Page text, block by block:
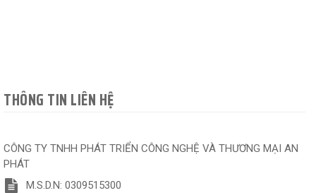
THÔNG TIN LIÊN HỆ
CÔNG TY TNHH PHÁT TRIỂN CÔNG NGHỆ VÀ THƯƠNG MẠI AN
PHÁT
M.S.D.N: 0309515300